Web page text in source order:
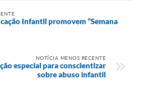
Infantil promovem “Semana
NOTÍCIA MENOS RECENTE
especial para conscientizar
sobre abuso infantil